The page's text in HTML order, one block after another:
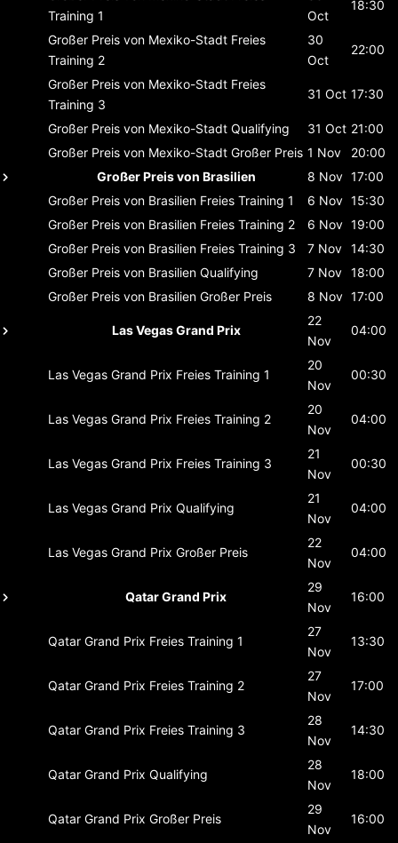
Training 1
Oct
18:30
Großer Preis von Mexiko-Stadt Freies
Training 2
30
Oct
22:00
Großer Preis von Mexiko-Stadt Freies
Training 3
31 Oct 17:30
Großer Preis von Mexiko-Stadt Qualifying 31 Oct 21:00
Großer Preis von Mexiko-Stadt Großer Preis 1 Nov
20:00
Großer Preis von Brasilien
8 Nov 17:00
Großer Preis von Brasilien Freies Training 1 6 Nov 15:30
Großer Preis von Brasilien Freies Training 2 6 Nov 19:00
Großer Preis von Brasilien Freies Training 3 7 Nov 14:30
Großer Preis von Brasilien Qualifying 7 Nov 18:00
Großer Preis von Brasilien Großer Preis 8 Nov 17:00
Las Vegas Grand Prix
22
Nov
04:00
Las Vegas Grand Prix Freies Training 1
20
Nov
00:30
Las Vegas Grand Prix Freies Training 2
20
Nov
04:00
Las Vegas Grand Prix Freies Training 3
21
Nov
00:30
Las Vegas Grand Prix Qualifying
21
Nov
04:00
Las Vegas Grand Prix Großer Preis
22
Nov
04:00
Qatar Grand Prix
29
Nov
16:00
Qatar Grand Prix Freies Training 1
27
Nov
13:30
Qatar Grand Prix Freies Training 2
27
Nov
17:00
Qatar Grand Prix Freies Training 3
28
Nov
14:30
Qatar Grand Prix Qualifying
28
Nov
18:00
Qatar Grand Prix Großer Preis
29
Nov
16:00